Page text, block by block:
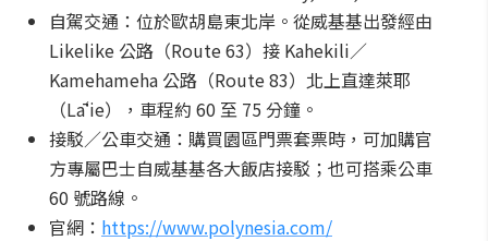
自駕交通：位於歐胡島東北岸。從威基基出發經由
Likelike 公路（Route 63）接 Kahekili／
Kamehameha 公路（Route 83）北上直達萊耶
（Lāʻie），車程約 60 至 75 分鐘。
接駁／公車交通：購買園區門票套票時，可加購官
方專屬巴士自威基基各大飯店接駁；也可搭乘公車
60 號路線。
官網： https://www.polynesia.com/